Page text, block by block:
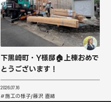
下黒崎町・Y様邸🏠上棟おめで
とうございます！
2026.07.16
施工の様子 藤沢 直緒